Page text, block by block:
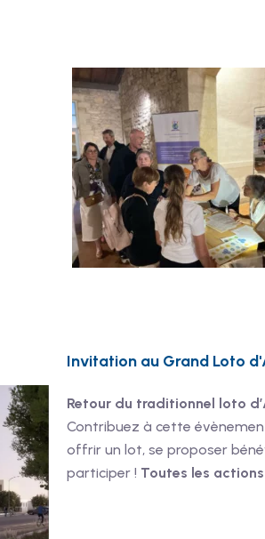
Invitation au Grand Loto
Retour du traditionnel loto
Contribuez à cette
offrir un lot, se proposer
participer ! Toutes les